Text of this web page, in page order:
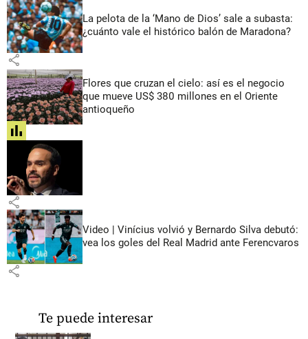
La pelota de la ‘Mano de Dios’ sale a subasta:
¿cuánto vale el histórico balón de Maradona?
share
Flores que cruzan el cielo: así es el negocio
que mueve US$ 380 millones en el Oriente
antioqueño
share
share
Video | Vinícius volvió y Bernardo Silva debutó:
vea los goles del Real Madrid ante Ferencvaros
share
Te puede interesar